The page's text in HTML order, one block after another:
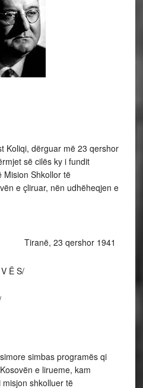
Koliqi, dërguar më 23 qershor
së cilës ky i fundit
Mision Shkollor të
e çliruar, nën udhëheqjen e
1941
Ë S/
simbas programës qi
e lirueme, kam
shkolluer të